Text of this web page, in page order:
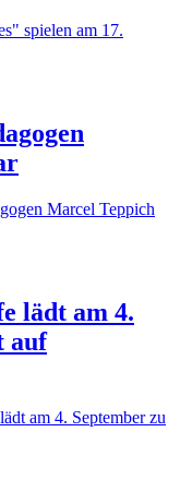
spielen am 17.
Marcel Teppich
lädt am 4.
auf
am 4. September zu